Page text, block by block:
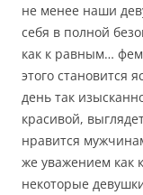
не менее наши
себя в полной
как к равным…
этого
день так
красивой,
нравится
же уважением как
некоторые